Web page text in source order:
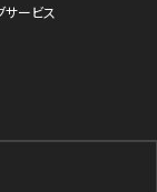
サービス